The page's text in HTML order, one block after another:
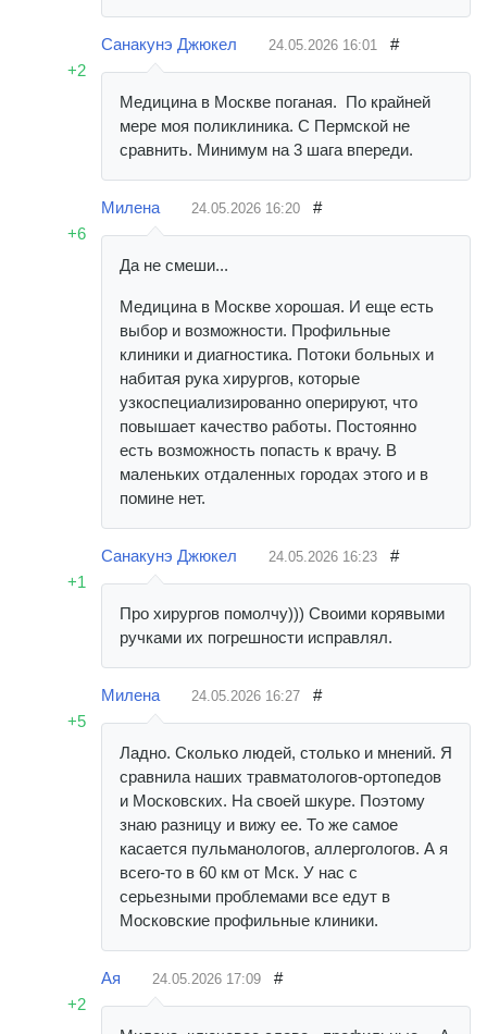
+2
Санакунэ Джюкел 24.05.2026 16:01 #
Медицина в Москве поганая. По крайней
мере моя поликлиника. С Пермской не
сравнить. Минимум на 3 шага впереди.
+6
Милена 24.05.2026 16:20 #
Да не смеши...
Медицина в Москве хорошая. И еще есть
выбор и возможности. Профильные
клиники и диагностика. Потоки больных и
набитая рука хирургов, которые
узкоспециализированно оперируют, что
повышает качество работы. Постоянно
есть возможность попасть к врачу. В
маленьких отдаленных городах этого и в
помине нет.
+1
Санакунэ Джюкел 24.05.2026 16:23 #
Про хирургов помолчу))) Своими корявыми
ручками их погрешности исправлял.
+5
Милена 24.05.2026 16:27 #
Ладно. Сколько людей, столько и мнений. Я
сравнила наших травматологов-ортопедов
и Московских. На своей шкуре. Поэтому
знаю разницу и вижу ее. То же самое
касается пульманологов, аллергологов. А я
всего-то в 60 км от Мск. У нас с
серьезными проблемами все едут в
Московские профильные клиники.
+2
Ая 24.05.2026 17:09 #